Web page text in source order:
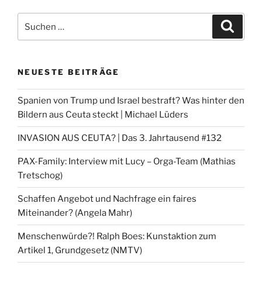
nach:
NEUESTE BEITRÄGE
Spanien von Trump und Israel bestraft? Was hinter den
Bildern aus Ceuta steckt | Michael Lüders
INVASION AUS CEUTA? | Das 3. Jahrtausend #132
PAX-Family: Interview mit Lucy – Orga-Team (Mathias
Tretschog)
Schaffen Angebot und Nachfrage ein faires
Miteinander? (Angela Mahr)
Menschenwürde?! Ralph Boes: Kunstaktion zum
Artikel 1, Grundgesetz (NMTV)